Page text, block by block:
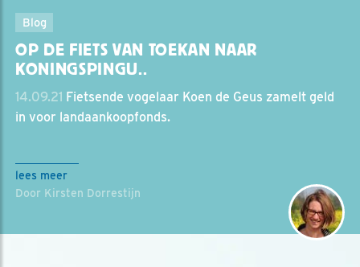
Blog
OP DE FIETS VAN TOEKAN NAAR
KONINGSPINGU..
14.09.21 Fietsende vogelaar Koen de Geus zamelt geld
in voor landaankoopfonds.
lees meer
Door Kirsten Dorrestijn